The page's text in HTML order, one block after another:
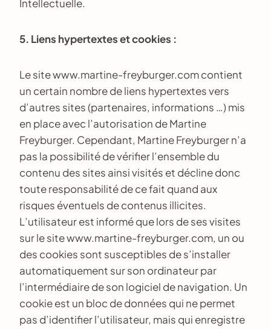
Intellectuelle.
5. Liens hypertextes et cookies :
Le site www.martine-freyburger.com contient
un certain nombre de liens hypertextes vers
d’autres sites (partenaires, informations …) mis
en place avec l’autorisation de Martine
Freyburger. Cependant, Martine Freyburger n’a
pas la possibilité de vérifier l’ensemble du
contenu des sites ainsi visités et décline donc
toute responsabilité de ce fait quand aux
risques éventuels de contenus illicites.
L’utilisateur est informé que lors de ses visites
sur le site www.martine-freyburger.com, un ou
des cookies sont susceptibles de s’installer
automatiquement sur son ordinateur par
l’intermédiaire de son logiciel de navigation. Un
cookie est un bloc de données qui ne permet
pas d’identifier l’utilisateur, mais qui enregistre